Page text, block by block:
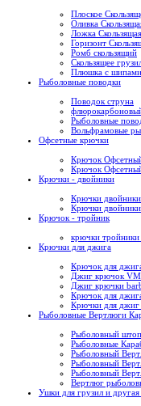
Плоское
Оливка
Ложка Скользящая
Горизонт
Ромб скользящий
Скользящее
Плюшка с шипами
Рыболовные поводки
Поводок струна
Рыболовные
Вольфрамовые
Офсетные крючки
Крючок
Крючок
Крючки - двойники
Крючки
Крючки
Крючок - тройник
крючки
Крючки для джига
Крючок для
Джиг крючок
Джиг крючки
Крючок для
Крючки для джиг
Рыболовные Вертлюги
Рыболовный
Рыболовные
Рыболовный
Рыболовный
Рыболовный
Вертлюг
Ушки для грузил и